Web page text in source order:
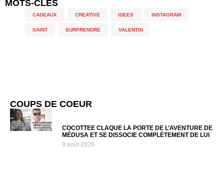
MOTS-CLÉS
CADEAUX CREATIVE IDEES INSTAGRAM
SAINT SURPRENDRE VALENTIN
COUPS DE COEUR
COCOTTEE CLAQUE LA PORTE DE L’AVENTURE DE
MÉDUSA ET SE DISSOCIE COMPLÈTEMENT DE LUI
9 août 2026